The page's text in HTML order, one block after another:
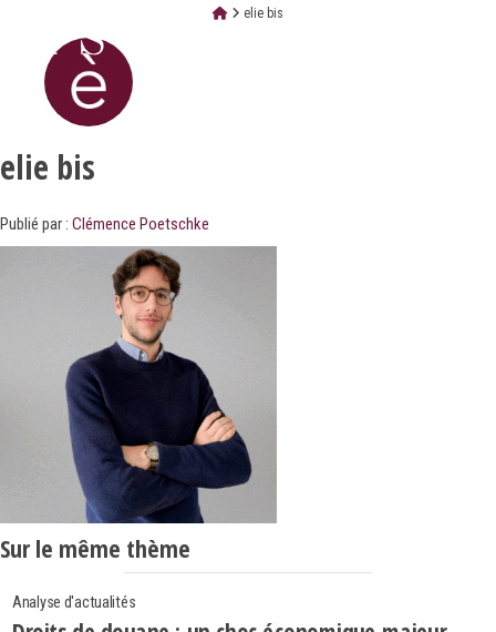
elie bis
elie bis
Publié par : Clémence Poetschke
Sur le même thème
Analyse d'actualités